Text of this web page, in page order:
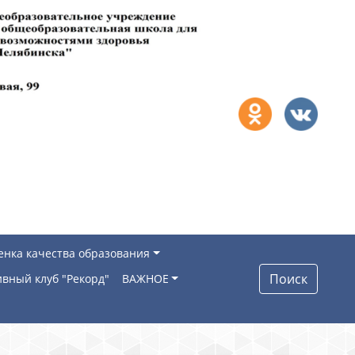
качества образования
клуб "Рекорд"
ВАЖНОЕ Поиск